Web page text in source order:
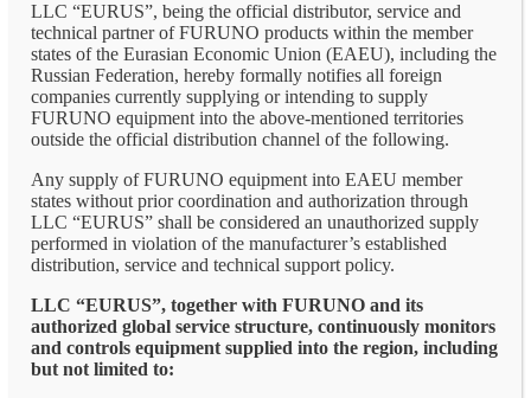
LLC “EURUS”, being the official distributor, service and
technical partner of FURUNO products within the member
states of the Eurasian Economic Union (EAEU), including the
Russian Federation, hereby formally notifies all foreign
companies currently supplying or intending to supply
FURUNO equipment into the above-mentioned territories
outside the official distribution channel of the following.
Any supply of FURUNO equipment into EAEU member
states without prior coordination and authorization through
LLC “EURUS” shall be considered an unauthorized supply
performed in violation of the manufacturer’s established
distribution, service and technical support policy.
LLC “EURUS”, together with FURUNO and its
authorized global service structure, continuously monitors
and controls equipment supplied into the region, including
but not limited to: